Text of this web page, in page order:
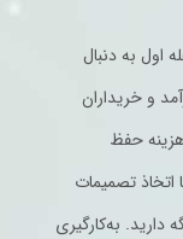
اول به دنبال
و خریداران
جدید تا 6 برابر هزینه حفظ
اتخاذ تصمیمات
به‌کارگیری